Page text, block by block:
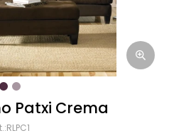
Patxi Crema
RLPC1